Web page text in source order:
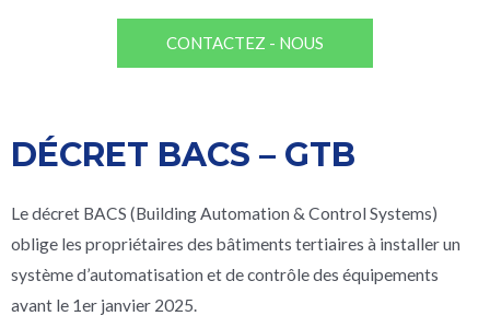
CONTACTEZ - NOUS
DÉCRET BACS – GTB
Le décret BACS (Building Automation & Control Systems)
oblige les propriétaires des bâtiments tertiaires à installer un
système d’automatisation et de contrôle des équipements
avant le 1er janvier 2025.